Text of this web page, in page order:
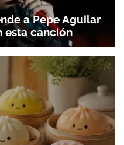
a Pepe Aguilar
esta canción